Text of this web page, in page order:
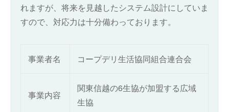
れますが、将来を見越したシステム設計にしていま
すので、対応力は十分備わっております。
事業者名 コープデリ生活協同組合連合会
事業内容
関東信越の6生協が加盟する広域
生協